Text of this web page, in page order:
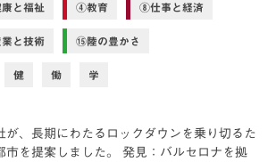
と福祉 ④教育 ⑧仕事と経済
と技術 ⑮陸の豊かさ
健 働 学
が、長期にわたるロックダウンを乗り切るた
市を提案しました。 発見：バルセロナを拠